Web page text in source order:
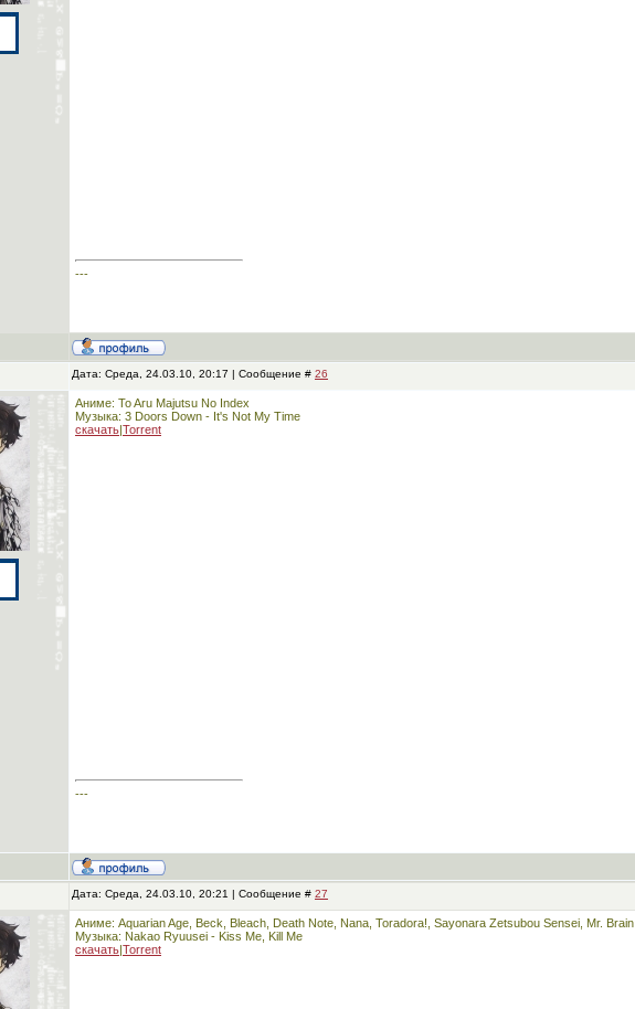
---
Дата: Среда, 24.03.10, 20:17 | Сообщение # 26
Аниме: To Aru Majutsu No Index
Музыка: 3 Doors Down - It's Not My Time
скачать|Torrent
---
Дата: Среда, 24.03.10, 20:21 | Сообщение # 27
Аниме: Aquarian Age, Beck, Bleach, Death Note, Nana, Toradora!, Sayonara Zetsubou Sensei, Mr. Brain
Музыка: Nakao Ryuusei - Kiss Me, Kill Me
скачать|Torrent